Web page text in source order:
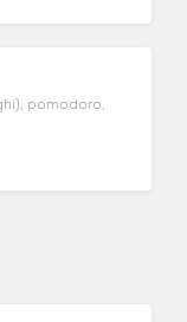
pomodoro,